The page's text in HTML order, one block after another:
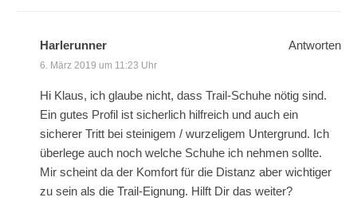
Harlerunner
6. März 2019 um 11:23 Uhr
Hi Klaus, ich glaube nicht, dass Trail-Schuhe nötig sind.
Ein gutes Profil ist sicherlich hilfreich und auch ein
sicherer Tritt bei steinigem / wurzeligem Untergrund. Ich
überlege auch noch welche Schuhe ich nehmen sollte.
Mir scheint da der Komfort für die Distanz aber wichtiger
zu sein als die Trail-Eignung. Hilft Dir das weiter?
Antworten